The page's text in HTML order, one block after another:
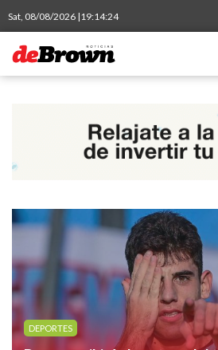
Sat, 08/08/2026 |19:14:25
DEPORTES